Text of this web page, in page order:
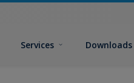
Services Downloads